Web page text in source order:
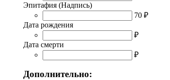
Эпитафия (Надпись)
70 ₽
Дата рождения
₽
Дата смерти
₽
Дополнительно: